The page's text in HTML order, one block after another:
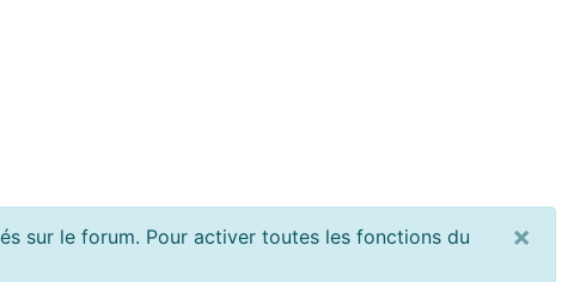
sur le forum. Pour activer toutes les fonctions du
×